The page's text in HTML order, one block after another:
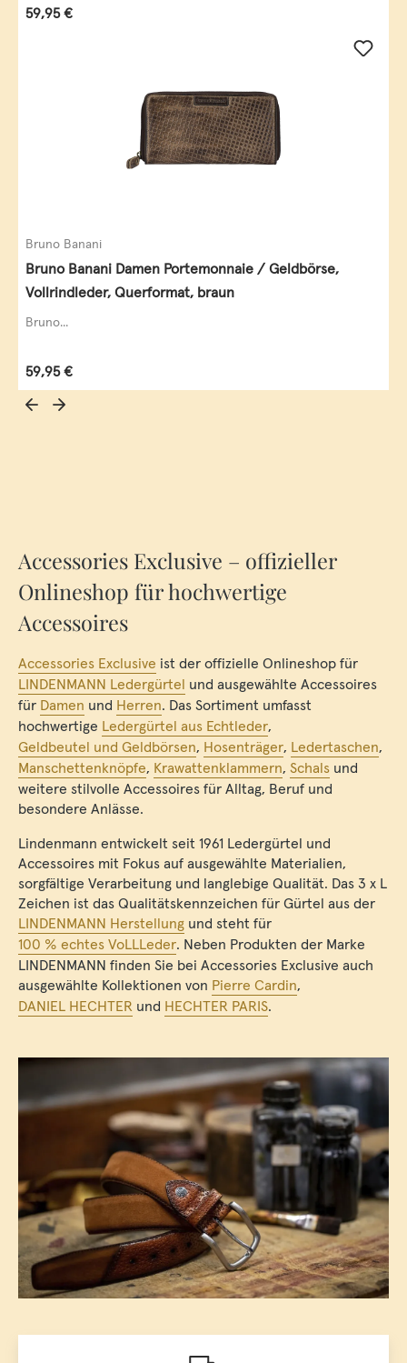
Regulärer Preis:
59,95 €
Bruno Banani
Bruno Banani Damen Portemonnaie / Geldbörse,
Vollrindleder, Querformat, braun
Bruno...
Regulärer Preis:
59,95 €
Accessories Exclusive – offizieller
Onlineshop für hochwertige
Accessoires
Accessories Exclusive ist der offizielle Onlineshop für
LINDENMANN Ledergürtel und ausgewählte Accessoires
für Damen und Herren. Das Sortiment umfasst
hochwertige Ledergürtel aus Echtleder,
Geldbeutel und Geldbörsen, Hosenträger, Ledertaschen,
Manschettenknöpfe, Krawattenklammern, Schals und
weitere stilvolle Accessoires für Alltag, Beruf und
besondere Anlässe.
Lindenmann entwickelt seit 1961 Ledergürtel und
Accessoires mit Fokus auf ausgewählte Materialien,
sorgfältige Verarbeitung und langlebige Qualität. Das 3 x L
Zeichen ist das Qualitätskennzeichen für Gürtel aus der
LINDENMANN Herstellung und steht für
100 % echtes VoLLLeder. Neben Produkten der Marke
LINDENMANN finden Sie bei Accessories Exclusive auch
ausgewählte Kollektionen von Pierre Cardin,
DANIEL HECHTER und HECHTER PARIS.